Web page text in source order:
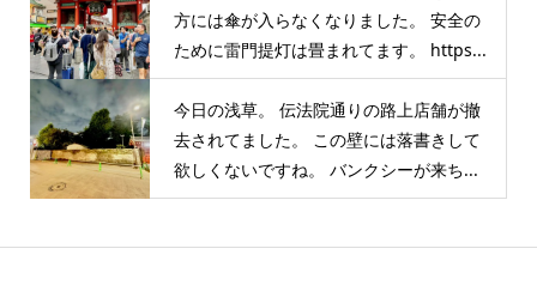
方には傘が入らなくなりました。 安全の
ために雷門提灯は畳まれてます。 https...
今日の浅草。 伝法院通りの路上店舗が撤
去されてました。 この壁には落書きして
欲しくないですね。 バンクシーが来ち...